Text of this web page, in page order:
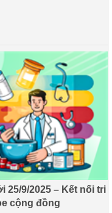
25/9/2025 – Kết nối tri
cộng đồng